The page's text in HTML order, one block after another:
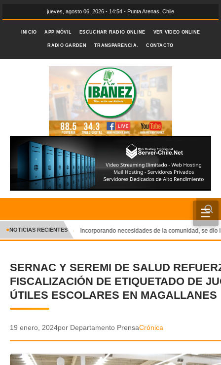
jueves, agosto 06, 2026 - 14:54 - Punta Arenas, Chile
INICIO APP MÓVIL ESCUCHAR RADIO ONLINE VER VIDEO ONLINE
RADIO GARDEN TRANSPARENCIA. CONTACTO
☰
INICIO
CRÓNICA
DEPORTES
ENTRETENIMIENTO Y CULTURA
AUDIOS
✕
●NOTICIAS RECIENTES Incorporando necesidades de la comunidad, se dio
SERNAC Y SEREMI DE SALUD
FISCALIZACIÓN DE ETIQUETADO DE
ÚTILES ESCOLARES EN MAGALLANES
19 enero, 2024por Departamento PrensaCrónica